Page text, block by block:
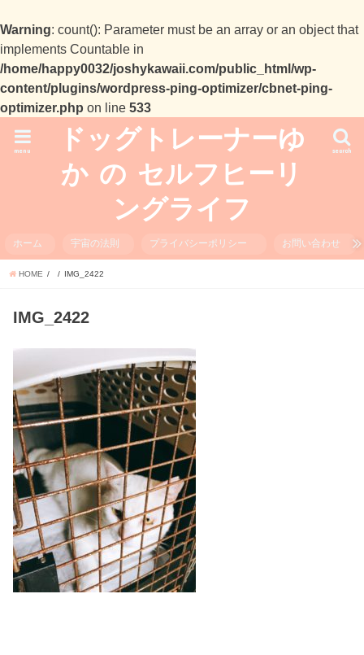
Warning: count(): Parameter must be an array or an object that
implements Countable in
/home/happy0032/joshykawaii.com/public_html/wp-
content/plugins/wordpress-ping-optimizer/cbnet-ping-
optimizer.php on line 533
ドッグトレーナーゆ
か の セルフヒーリ
ングライフ
search
menu
ホーム 宇宙の法則 プライバシーポリシー お問い合わせ
HOME IMG_2422
IMG_2422